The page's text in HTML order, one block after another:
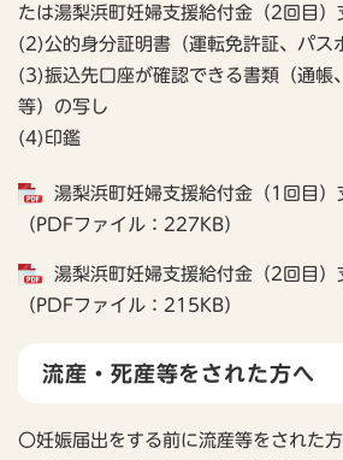
たは湯梨浜町妊婦支援給付金（2回目
(2)公的身分証明書（運転免許証、パス
(3)振込先口座が確認できる書類（通帳
等）の写し
(4)印鑑
湯梨浜町妊婦支援給付金（1回目）
（PDFファイル：227KB）
湯梨浜町妊婦支援給付金（2回目）
（PDFファイル：215KB）
流産・死産等をされた方へ
〇妊娠届出をする前に流産等をされた